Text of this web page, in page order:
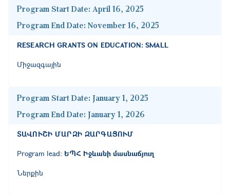
Program Start Date: April 16, 2025
Program End Date: November 16, 2025
RESEARCH GRANTS ON EDUCATION: SMALL
Միջազգային
Program Start Date: January 1, 2025
Program End Date: January 1, 2026
ՏԱՎՈՒՇԻ ՄԱՐԶԻ ԶԱՐԳԱՑՈՒՄ
Program lead: ԵՊՀ Իջևանի մասնաճյուղ
Ներքին